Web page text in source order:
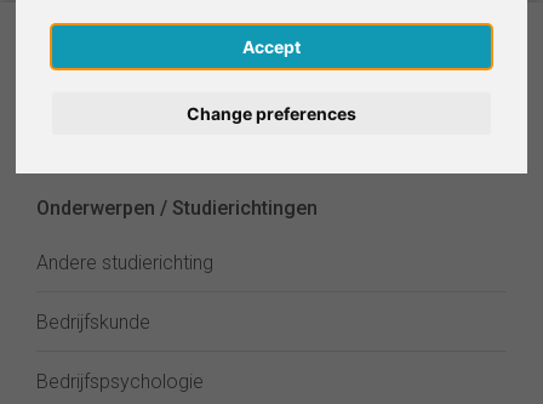
Accept
Change preferences
Huidige onderzoeksprojecten
Onderwerpen / Studierichtingen
Andere studierichting
Bedrijfskunde
Bedrijfspsychologie
English
Deutsch